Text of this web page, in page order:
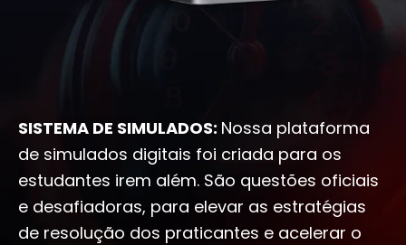
SISTEMA DE SIMULADOS: Nossa plataforma
de simulados digitais foi criada para os
estudantes irem além. São questões oficiais
e desafiadoras, para elevar as estratégias
de resolução dos praticantes e acelerar o